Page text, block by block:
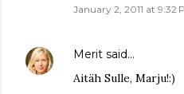
January 2, 2011 at 9:32
Merit said…
Aitäh Sulle, Marju!:)